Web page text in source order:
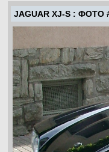
JAGUAR XJ-S : ФОТО